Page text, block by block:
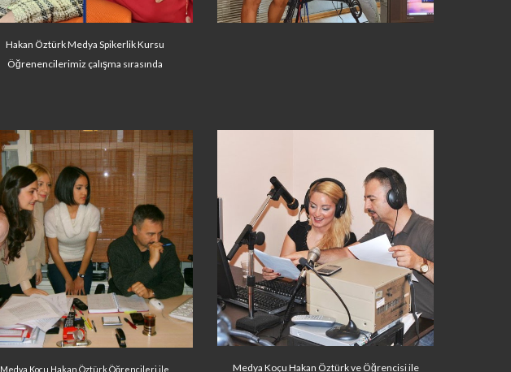
Hakan Öztürk Medya Spikerlik Kursu
Öğrenencilerimiz çalışma sırasında
Medya Koçu Hakan Öztürk Öğrencileri ile
Medya Koçu Hakan Öztürk ve Öğrencisi ile